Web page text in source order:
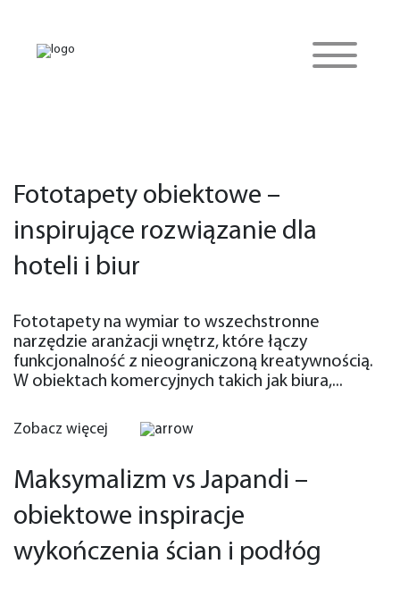
Fototapety obiektowe –
inspirujące rozwiązanie dla
hoteli i biur
Fototapety na wymiar to wszechstronne
narzędzie aranżacji wnętrz, które łączy
funkcjonalność z nieograniczoną kreatywnością.
W obiektach komercyjnych takich jak biura,...
Zobacz więcej
Maksymalizm vs Japandi –
obiektowe inspiracje
wykończenia ścian i podłóg